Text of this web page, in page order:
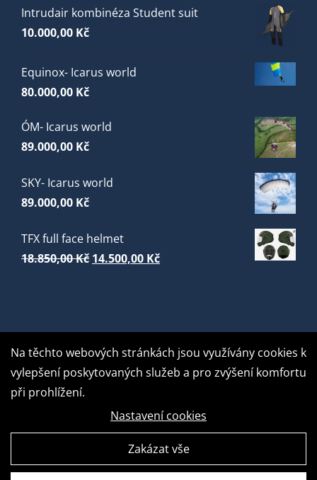
Intrudair kombinéza Student suit
10.000,00 Kč
Equinox- Icarus world
80.000,00 Kč
ÓM- Icarus world
89.000,00 Kč
SKY- Icarus world
89.000,00 Kč
TFX full face helmet
18.850,00Kč Původní
14.500,00 KčAktuální
GDPR Ready
Na těchto webových stránkách jsou využívány cookies k
vylepšení poskytovaných služeb a pro zvýšení komfortu
při prohlížení.
Nastavení cookies
Zakázat vše